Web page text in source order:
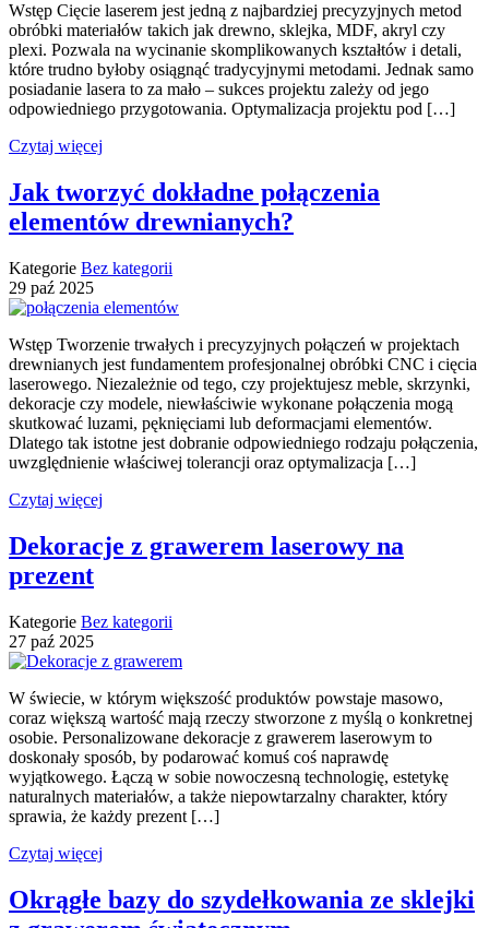
Wstęp Cięcie laserem jest jedną z najbardziej precyzyjnych metod
obróbki materiałów takich jak drewno, sklejka, MDF, akryl czy
plexi. Pozwala na wycinanie skomplikowanych kształtów i detali,
które trudno byłoby osiągnąć tradycyjnymi metodami. Jednak samo
posiadanie lasera to za mało – sukces projektu zależy od jego
odpowiedniego przygotowania. Optymalizacja projektu pod […]
Czytaj więcej
Jak tworzyć dokładne połączenia
elementów drewnianych?
Kategorie Bez kategorii
29 paź 2025
Wstęp Tworzenie trwałych i precyzyjnych połączeń w projektach
drewnianych jest fundamentem profesjonalnej obróbki CNC i cięcia
laserowego. Niezależnie od tego, czy projektujesz meble, skrzynki,
dekoracje czy modele, niewłaściwie wykonane połączenia mogą
skutkować luzami, pęknięciami lub deformacjami elementów.
Dlatego tak istotne jest dobranie odpowiedniego rodzaju połączenia,
uwzględnienie właściwej tolerancji oraz optymalizacja […]
Czytaj więcej
Dekoracje z grawerem laserowy na
prezent
Kategorie Bez kategorii
27 paź 2025
W świecie, w którym większość produktów powstaje masowo,
coraz większą wartość mają rzeczy stworzone z myślą o konkretnej
osobie. Personalizowane dekoracje z grawerem laserowym to
doskonały sposób, by podarować komuś coś naprawdę
wyjątkowego. Łączą w sobie nowoczesną technologię, estetykę
naturalnych materiałów, a także niepowtarzalny charakter, który
sprawia, że każdy prezent […]
Czytaj więcej
Okrągłe bazy do szydełkowania ze sklejki